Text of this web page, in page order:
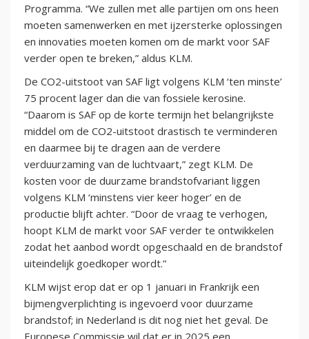
Programma. “We zullen met alle partijen om ons heen
moeten samenwerken en met ijzersterke oplossingen
en innovaties moeten komen om de markt voor SAF
verder open te breken,” aldus KLM.
De CO2-uitstoot van SAF ligt volgens KLM ‘ten minste’
75 procent lager dan die van fossiele kerosine.
“Daarom is SAF op de korte termijn het belangrijkste
middel om de CO2-uitstoot drastisch te verminderen
en daarmee bij te dragen aan de verdere
verduurzaming van de luchtvaart,” zegt KLM. De
kosten voor de duurzame brandstofvariant liggen
volgens KLM ‘minstens vier keer hoger’ en de
productie blijft achter. “Door de vraag te verhogen,
hoopt KLM de markt voor SAF verder te ontwikkelen
zodat het aanbod wordt opgeschaald en de brandstof
uiteindelijk goedkoper wordt.”
KLM wijst erop dat er op 1 januari in Frankrijk een
bijmengverplichting is ingevoerd voor duurzame
brandstof; in Nederland is dit nog niet het geval. De